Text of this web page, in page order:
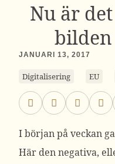
Nu är
bilden
JANUARI 13, 2017
Digitalisering EU
I början på veckan
Här den negativa,